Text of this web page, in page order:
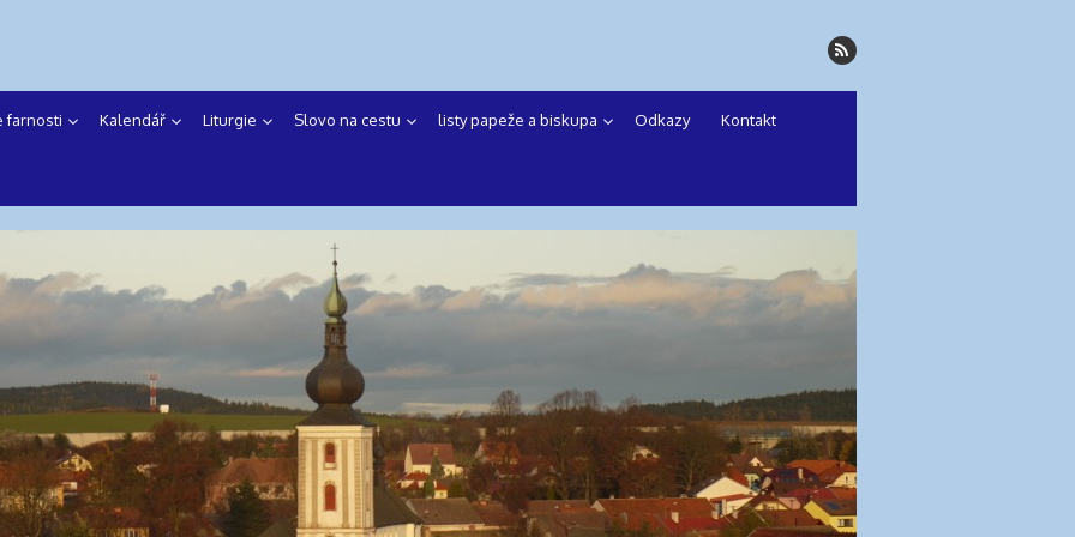
farnosti Kalendář Liturgie Slovo na cestu listy papeže a biskupa Odkazy Kontakt